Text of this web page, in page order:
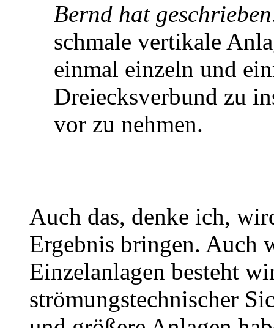
Bernd hat
schmale vertikale
einmal einzeln und
Dreiecksverbund zu
vor zu nehmen.
Auch das, denke ich,
Ergebnis bringen. Auch
Einzelanlagen besteht
strömungstechnischer